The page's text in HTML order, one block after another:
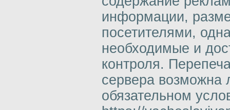
информации,
посетителями,
необходимые и
контроля.
сервера возможна
обязательном